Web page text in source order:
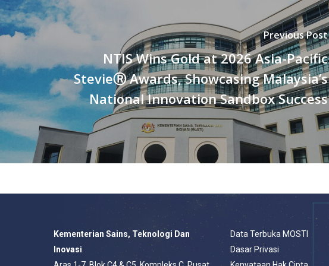
Previous Post
NTIS Wins Gold at 2026 Asia-Pacific
StevieⓇ Awards, Showcasing Malaysia’s
National Innovation Sandbox Success
Kementerian Sains, Teknologi Dan
Inovasi
Data Terbuka MOSTI
Dasar Privasi